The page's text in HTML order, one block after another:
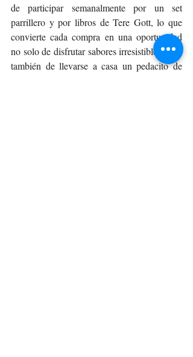
de participar semanalmente por un set
parrillero y por libros de Tere Gott, lo que
convierte cada compra en una oportunidad
no solo de disfrutar sabores irresistibles, sino
también de llevarse a casa un pedacito de